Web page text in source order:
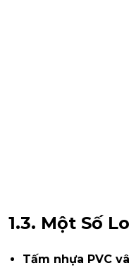
1.3. Một Số
Tấm nhựa PVC